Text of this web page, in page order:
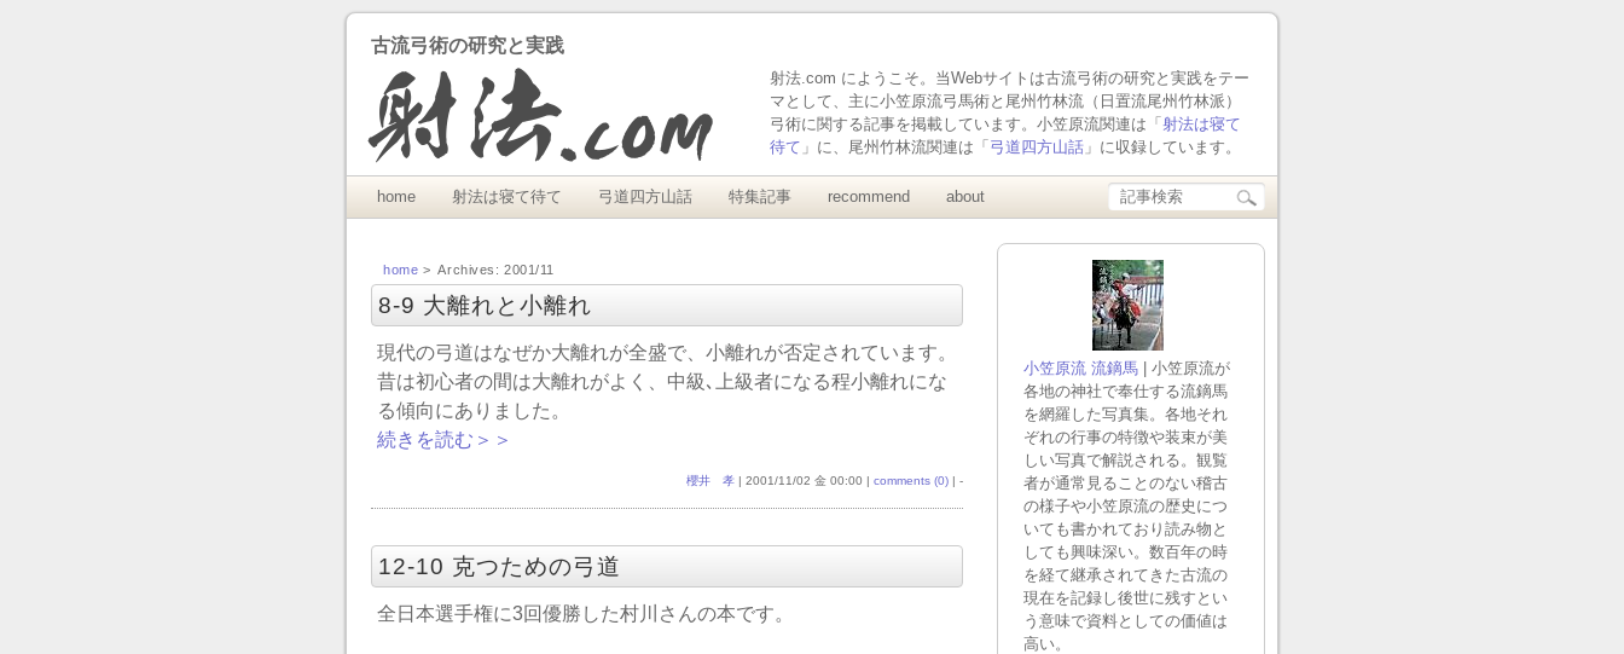
古流弓術の研究と実践
射法.com にようこそ。当Webサイトは古流弓術の研究と実践をテー
マとして、主に小笠原流弓馬術と尾州竹林流（日置流尾州竹林派）
弓術に関する記事を掲載しています。小笠原流関連は「 射法は寝て
待て 」に、尾州竹林流関連は「 弓道四方山話 」に収録しています。
home 射法は寝て待て 弓道四方山話 特集記事 recommend about
home > Archives: 2001/11
8-9 大離れと小離れ
現代の弓道はなぜか大離れが全盛で、小離れが否定されています。
昔は初心者の間は大離れがよく、中級､上級者になる程小離れにな
る傾向にありました。
続きを読む＞＞
櫻井 孝 | 2001/11/02 金 00:00 | comments (0) | -
12-10 克つための弓道
全日本選手権に3回優勝した村川さんの本です。
小笠原流 流鏑馬 | 小笠原流が
各地の神社で奉仕する流鏑馬
を網羅した写真集。各地それ
ぞれの行事の特徴や装束が美
しい写真で解説される。観覧
者が通常見ることのない稽古
の様子や小笠原流の歴史につ
いても書かれており読み物と
しても興味深い。数百年の時
を経て継承されてきた古流の
現在を記録し後世に残すとい
う意味で資料としての価値は
高い。